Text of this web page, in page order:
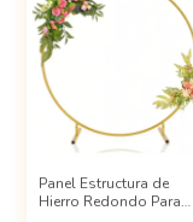
Panel Estructura de
Hierro Redondo Para